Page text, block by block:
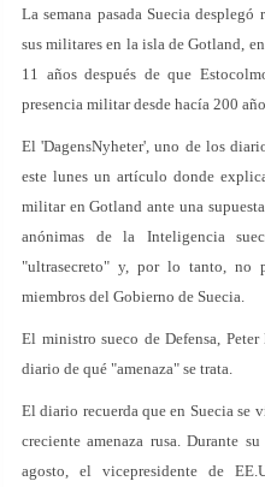
La semana pasada Suecia
sus militares en la isla de Gotland,
11 años después de que
presencia militar desde hacía 200
El 'DagensNyheter', uno de los
este lunes un artículo donde
militar en Gotland ante una
anónimas de la Inteligencia
"ultrasecreto" y, por lo tanto, no
miembros del Gobierno de Suecia.
El ministro sueco de Defensa,
diario de qué "amenaza" se trata.
El diario recuerda que en Suecia se
creciente amenaza rusa. Durante
agosto, el vicepresidente de